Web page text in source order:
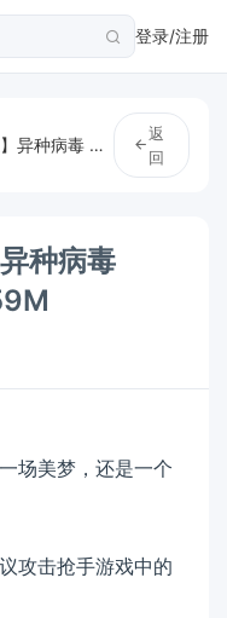
登录/注册
【日系ACT/全动态】异种病毒 Xvirus 官方中文版159M
返
回
种病毒
场美梦，还是一个
攻击抢手游戏中的